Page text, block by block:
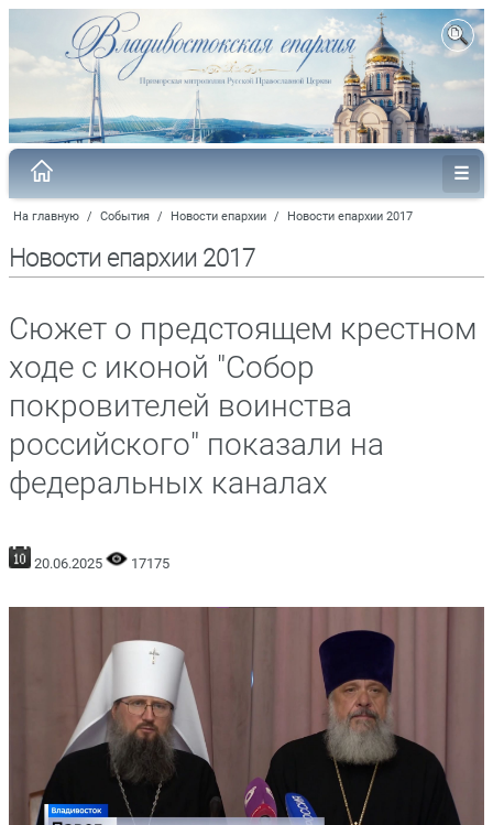
На главную / События / Новости епархии / Новости епархии 2017
Новости епархии 2017
Сюжет о предстоящем крестном
ходе с иконой "Собор
покровителей воинства
российского" показали на
федеральных каналах
20.06.2025 17175